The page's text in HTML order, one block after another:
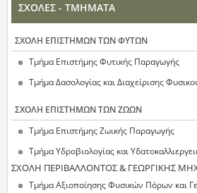
ΣΧΟΛΕΣ - ΤΜΗΜΑΤΑ
ΣΧΟΛΗ ΕΠΙΣΤΗΜΩΝ ΤΩΝ ΦΥΤΩΝ
Τμήμα Επιστήμης Φυτικής Παραγωγής
Τμήμα Δασολογίας και Διαχείρισης
ΣΧΟΛΗ ΕΠΙΣΤΗΜΩΝ ΤΩΝ ΖΩΩΝ
Τμήμα Επιστήμης Ζωικής Παραγωγής
Τμήμα Υδροβιολογίας και
ΣΧΟΛΗ ΠΕΡΙΒΑΛΛΟΝΤΟΣ & ΓΕΩΡΓΙΚΗΣ
Τμήμα Αξιοποίησης Φυσικών Πόρων και